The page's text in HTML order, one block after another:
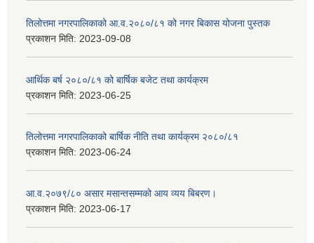
तिलोत्तमा नगरपालिकाको आ.व.२०८०/८१ को नगर बिकास योजना पुस्तक
प्रकाशन मिति: 2023-09-08
आर्थिक बर्ष २०८०/८१ को बार्षिक बजेट तथा कार्यक्रम
प्रकाशन मिति: 2023-06-25
तिलोत्तमा नगरपालिकाको बार्षिक नीति तथा कार्यक्रम २०८०/८१
प्रकाशन मिति: 2023-06-24
आ.व.२०७९/८० असार मसान्तसम्मको आय व्यय बिबरण।
प्रकाशन मिति: 2023-06-17